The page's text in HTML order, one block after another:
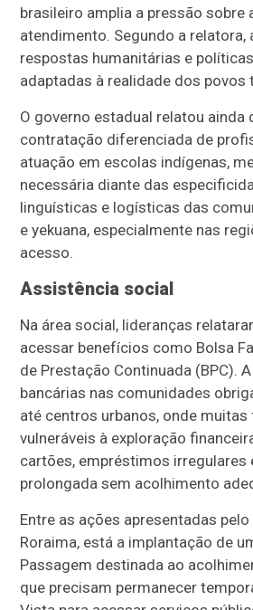
brasileiro amplia a pressão sobre
atendimento. Segundo a relatora,
respostas humanitárias e
adaptadas à realidade dos
O governo estadual relatou ainda
contratação diferenciada de
atuação em escolas indígenas,
necessária diante das
linguísticas e logísticas das
e yekuana, especialmente nas
acesso.
Assistência social
Na área social, lideranças
acessar benefícios como Bolsa
de Prestação Continuada (BPC).
bancárias nas comunidades
até centros urbanos, onde
vulneráveis à exploração
cartões, empréstimos irregulares
prolongada sem acolhimento
Entre as ações apresentadas
Roraima, está a implantação de
Passagem destinada ao
que precisam permanecer